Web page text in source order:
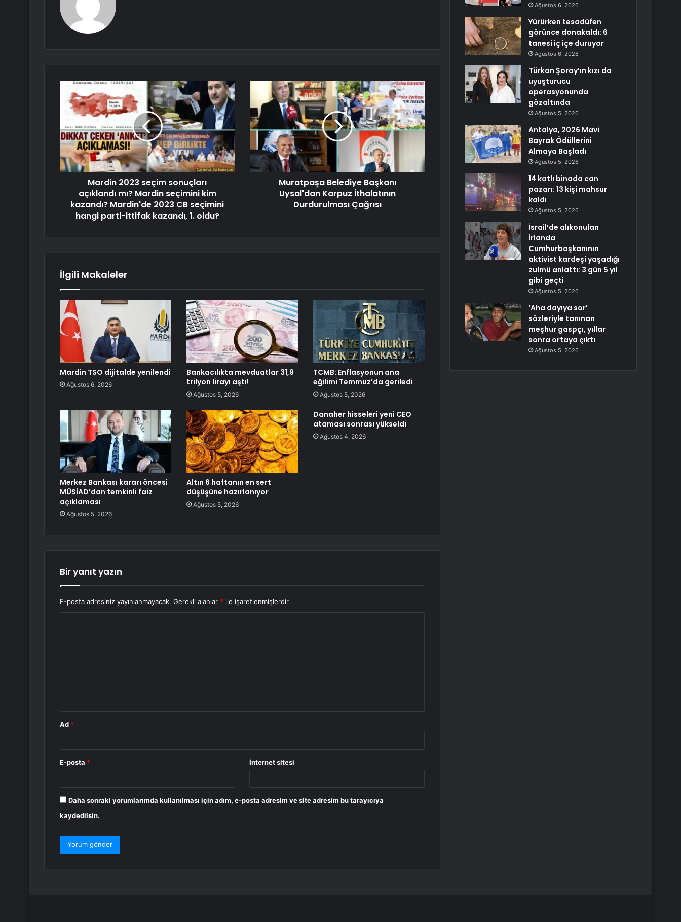
Mardin 2023 seçim sonuçları
açıklandı mı? Mardin seçimini kim
kazandı? Mardin'de 2023 CB seçimini
hangi parti-ittifak kazandı, 1. oldu?
Muratpaşa Belediye Başkanı
Uysal'dan Karpuz İthalatının
Durdurulması Çağrısı
İlgili Makaleler
Mardin TSO dijitalde yenilendi
Ağustos 6, 2026
Bankacılıkta mevduatlar 31,9
trilyon lirayı aştı!
Ağustos 5, 2026
TCMB: Enflasyonun ana
eğilimi Temmuz’da geriledi
Ağustos 5, 2026
Merkez Bankası kararı öncesi
MÜSİAD’dan temkinli faiz
açıklaması
Ağustos 5, 2026
Altın 6 haftanın en sert
düşüşüne hazırlanıyor
Ağustos 5, 2026
Danaher hisseleri yeni CEO
ataması sonrası yükseldi
Ağustos 4, 2026
Bir yanıt yazın
E-posta adresiniz yayınlanmayacak. Gerekli alanlar * ile işaretlenmişlerdir
Ad *
E-posta * İnternet sitesi
Daha sonraki yorumlarımda kullanılması için adım, e-posta adresim ve site adresim bu tarayıcıya
kaydedilsin.
Ağustos 6, 2026
Yürürken tesadüfen
görünce donakaldı: 6
tanesi iç içe duruyor
Ağustos 6, 2026
Türkan Şoray’ın kızı da
uyuşturucu
operasyonunda
gözaltında
Ağustos 5, 2026
Antalya, 2026 Mavi
Bayrak Ödüllerini
Almaya Başladı
Ağustos 5, 2026
14 katlı binada can
pazarı: 13 kişi mahsur
kaldı
Ağustos 5, 2026
İsrail’de alıkonulan
İrlanda
Cumhurbaşkanının
aktivist kardeşi yaşadığı
zulmü anlattı: 3 gün 5 yıl
gibi geçti
Ağustos 5, 2026
‘Aha dayıya sor’
sözleriyle tanınan
meşhur gaspçı, yıllar
sonra ortaya çıktı
Ağustos 5, 2026